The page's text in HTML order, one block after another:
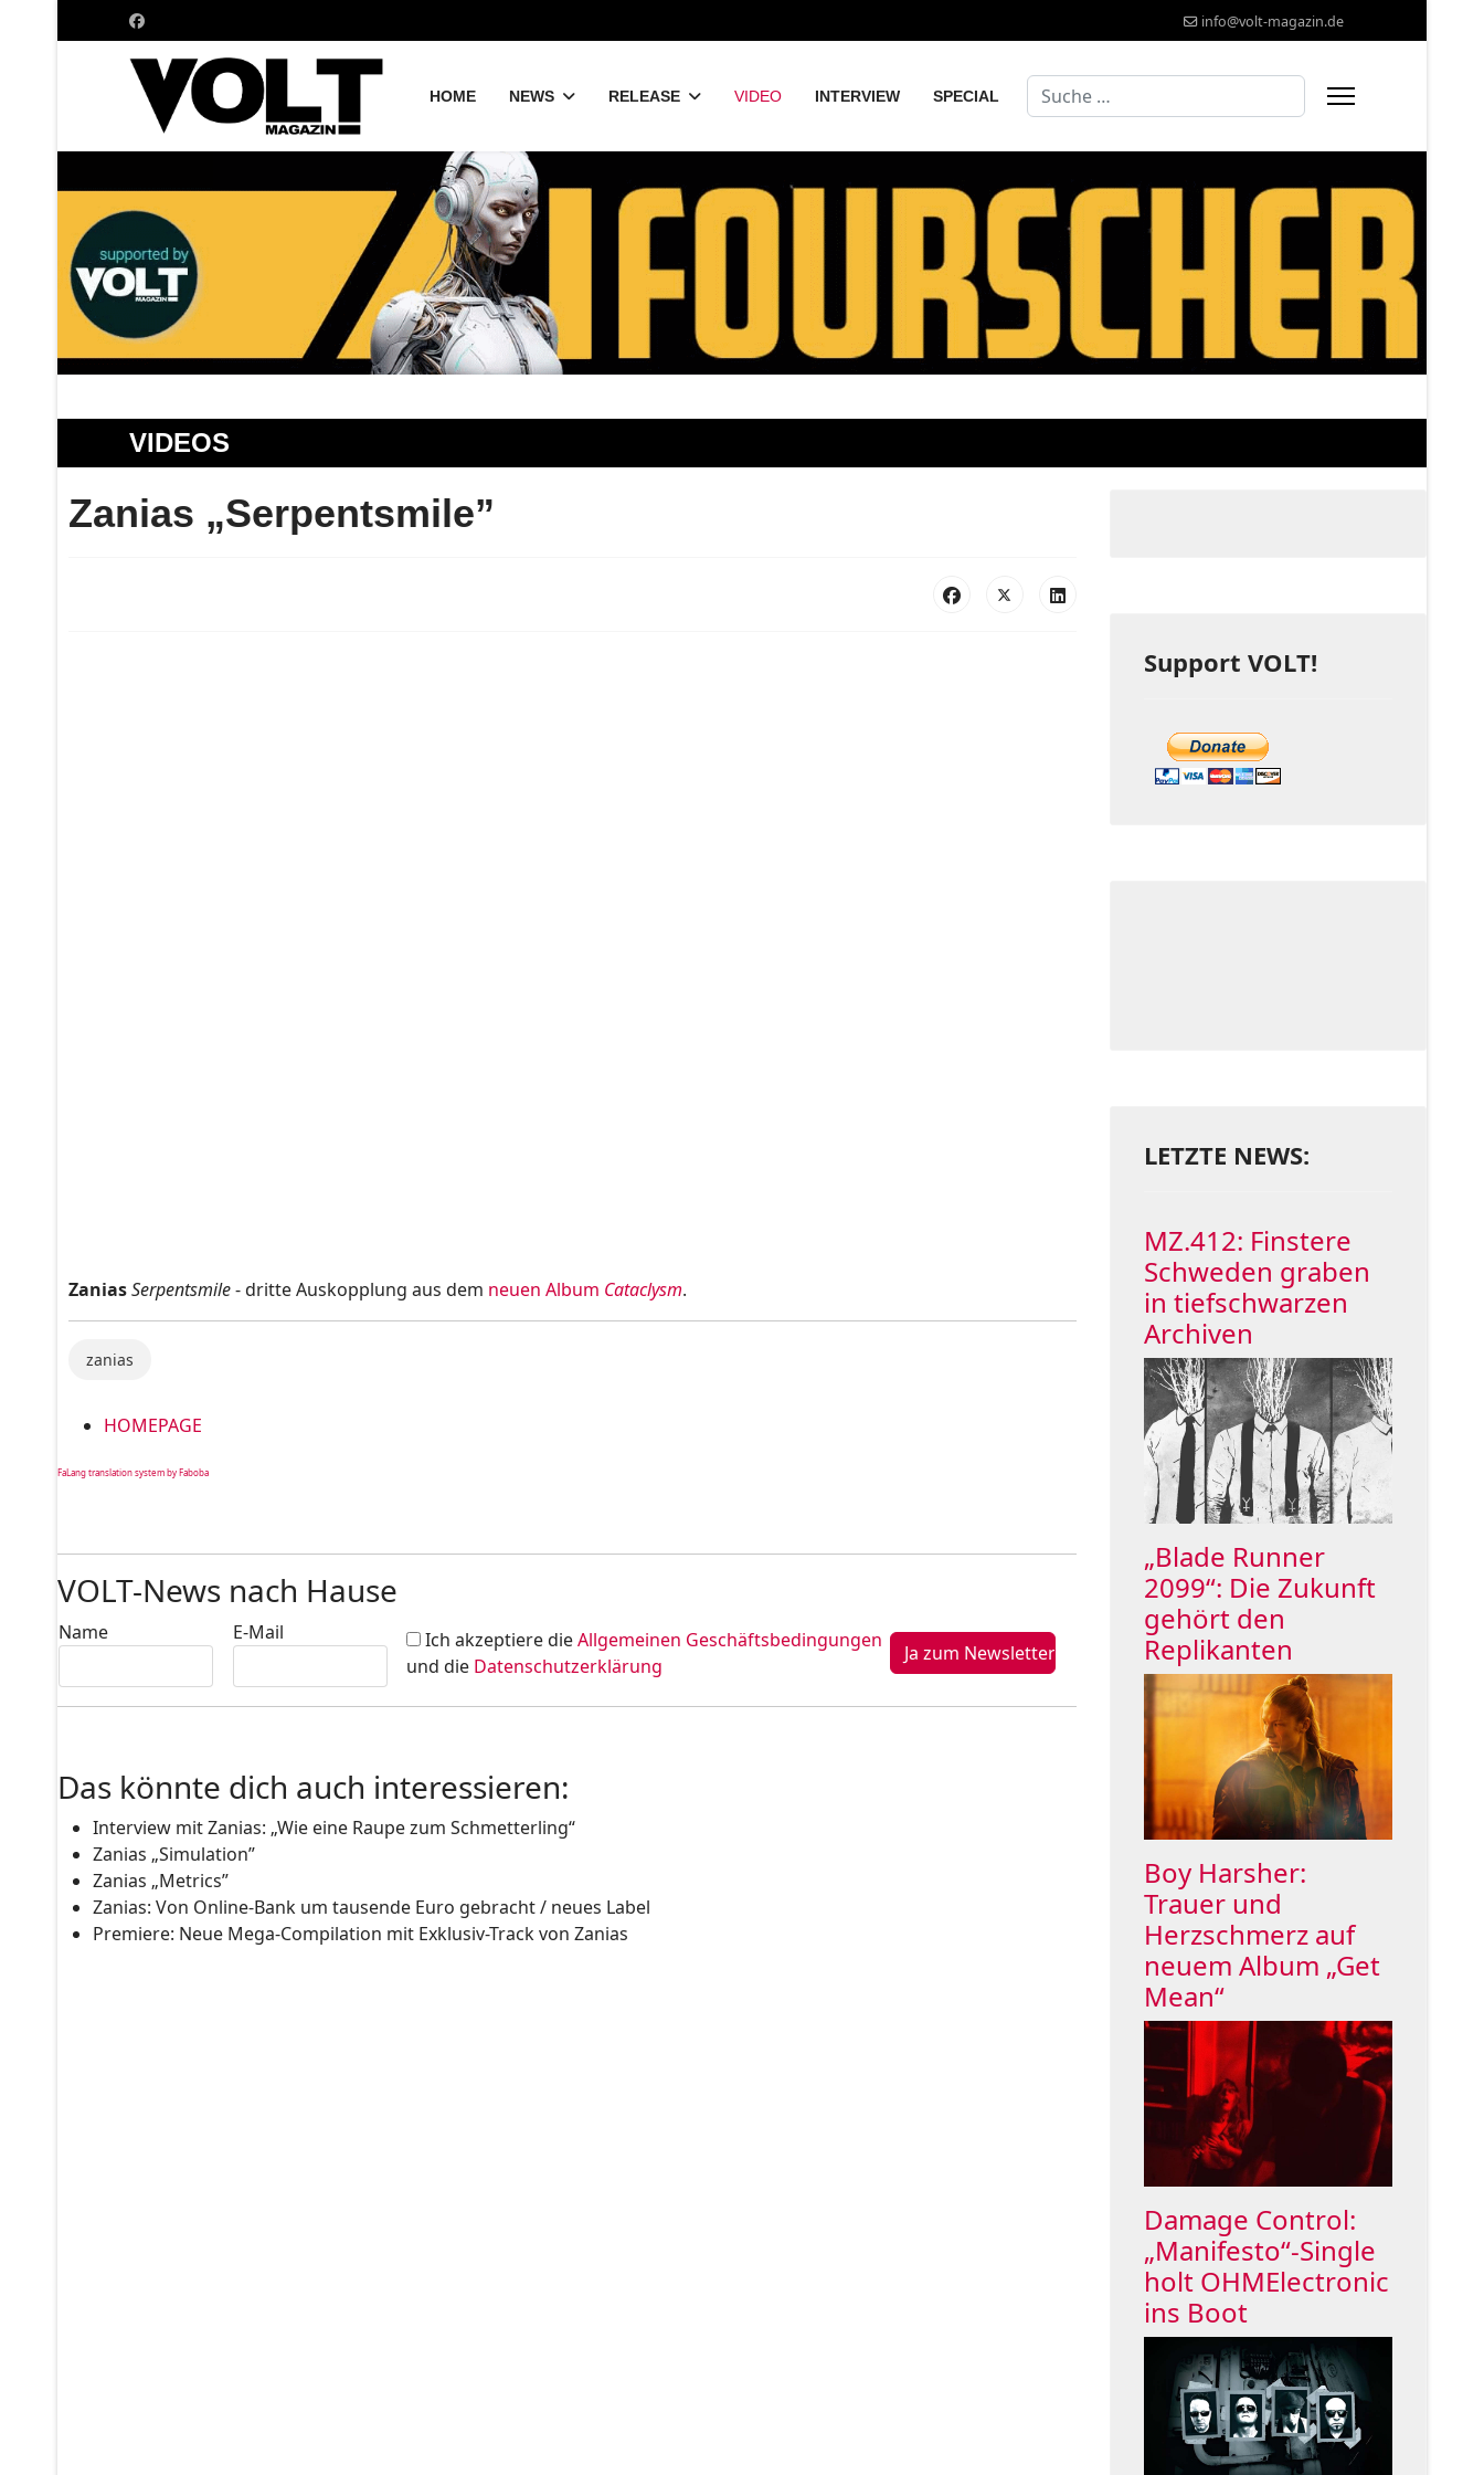
info@volt-magazin.de
HOME NEWS RELEASE VIDEO INTERVIEW SPECIAL Suchen
VIDEOS
Zanias „Serpentsmile”
ZaniasSerpentsmile- dritte Auskopplung aus dem neuen Album Cataclysm.
zanias
HOMEPAGE
FaLang translation system by Faboba
VOLT-News nach Hause
Name E-Mail Ich akzeptiere dieAllgemeinen Geschäftsbedingungen
und die Datenschutzerklärung
Das könnte dich auch interessieren:
Interview mit Zanias: „Wie eine Raupe zum Schmetterling“
Zanias „Simulation”
Zanias „Metrics”
Zanias: Von Online-Bank um tausende Euro gebracht / neues Label
Premiere: Neue Mega-Compilation mit Exklusiv-Track von Zanias
Support VOLT!
LETZTE NEWS:
MZ.412: Finstere
Schweden graben
in tiefschwarzen
Archiven
„Blade Runner
2099“: Die Zukunft
gehört den
Replikanten
Boy Harsher:
Trauer und
Herzschmerz auf
neuem Album „Get
Mean“
Damage Control:
„Manifesto“-Single
holt OHMElectronic
ins Boot